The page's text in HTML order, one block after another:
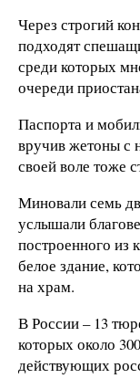
Через строгий
подходят
среди которых
очереди
Паспорта и
вручив жетоны с
своей воле тоже
Миновали семь
услышали
построенного из
белое здание,
на храм.
В России – 13
которых около
действующих